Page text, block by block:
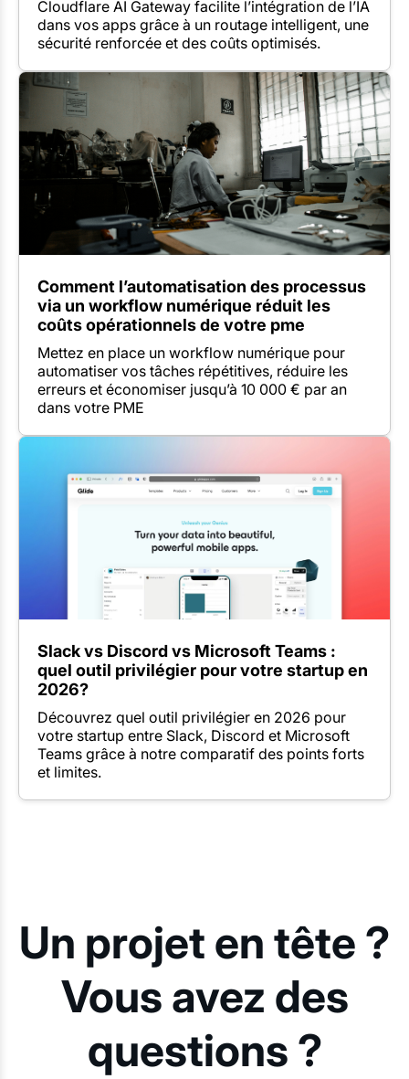
Cloudflare AI Gateway facilite l’intégration de l’IA
dans vos apps grâce à un routage intelligent, une
sécurité renforcée et des coûts optimisés.
Comment l’automatisation des processus
via un workflow numérique réduit les
coûts opérationnels de votre pme
Mettez en place un workflow numérique pour
automatiser vos tâches répétitives, réduire les
erreurs et économiser jusqu’à 10 000 € par an
dans votre PME
Slack vs Discord vs Microsoft Teams :
quel outil privilégier pour votre startup en
2026?
Découvrez quel outil privilégier en 2026 pour
votre startup entre Slack, Discord et Microsoft
Teams grâce à notre comparatif des points forts
et limites.
Un projet en tête ?
Vous avez des
questions ?